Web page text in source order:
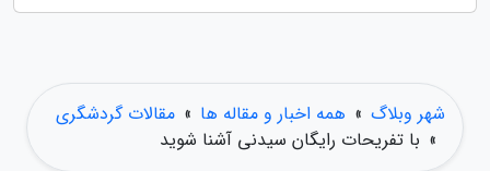
شهر وبلاگ » همه اخبار و مقاله ها » مقالات گردشگری
» با تفریحات رایگان سیدنی آشنا شوید